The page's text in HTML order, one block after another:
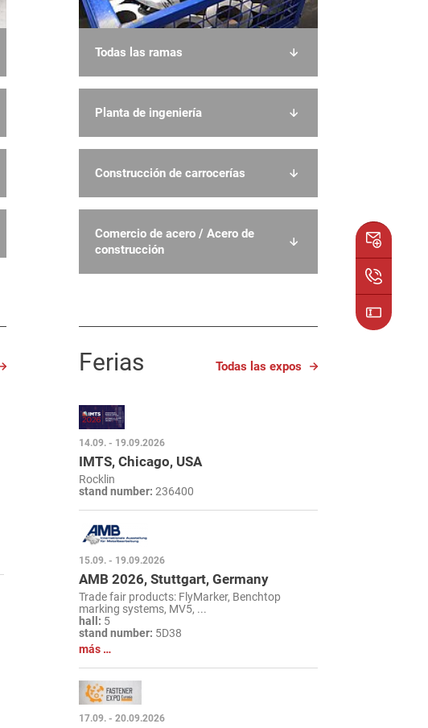
Todas las ramas
Planta de ingeniería
Construcción de carrocerías
Comercio de acero / Acero de
construcción
Ferias Todas las expos
14.09. - 19.09.2026
IMTS, Chicago, USA
Rocklin
stand number: 236400
15.09. - 19.09.2026
AMB 2026, Stuttgart, Germany
Trade fair products: FlyMarker, Benchtop
marking systems, MV5, ...
hall: 5
stand number: 5D38
más …
17.09. - 20.09.2026